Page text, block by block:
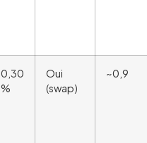
0,30
%
Oui
(swap)
~0,9